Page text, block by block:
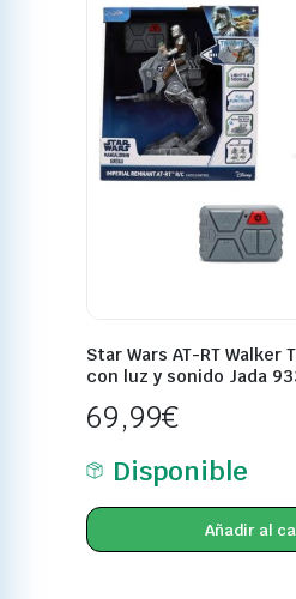
Star Wars AT-RT Walker
con luz y sonido Jada
69,99€
Disponible
Añadir al